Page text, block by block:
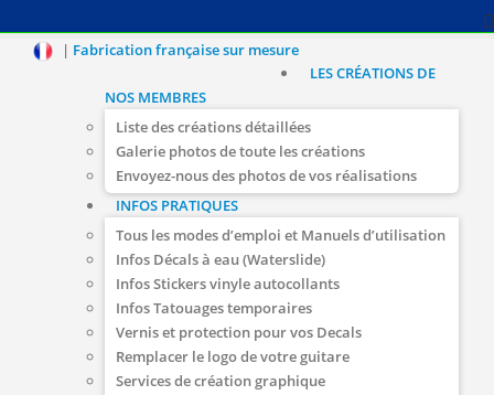
| Fabrication française sur mesure
LES CRÉATIONS DE
NOS MEMBRES
Liste des créations détaillées
Galerie photos de toute les créations
Envoyez-nous des photos de vos réalisations
INFOS PRATIQUES
Tous les modes d’emploi et Manuels d’utilisation
Infos Décals à eau (Waterslide)
Infos Stickers vinyle autocollants
Infos Tatouages temporaires
Vernis et protection pour vos Decals
Remplacer le logo de votre guitare
Services de création graphique